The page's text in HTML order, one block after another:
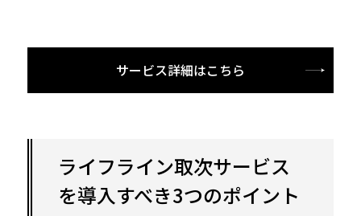
サービス詳細はこちら
ライフライン取次サービス
を導入すべき3つのポイント